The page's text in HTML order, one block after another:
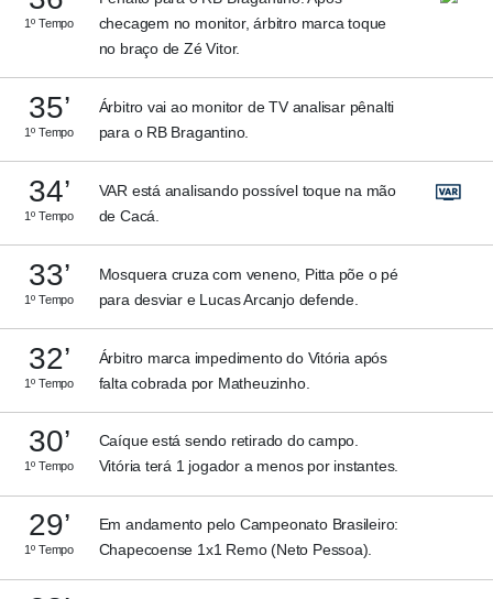
1º Tempo
checagem no monitor, árbitro marca toque
no braço de Zé Vitor.
35’
1º Tempo
Árbitro vai ao monitor de TV analisar pênalti
para o RB Bragantino.
34’
1º Tempo
VAR está analisando possível toque na mão
de Cacá.
33’
1º Tempo
Mosquera cruza com veneno, Pitta põe o pé
para desviar e Lucas Arcanjo defende.
32’
1º Tempo
Árbitro marca impedimento do Vitória após
falta cobrada por Matheuzinho.
30’
1º Tempo
Caíque está sendo retirado do campo.
Vitória terá 1 jogador a menos por instantes.
29’
1º Tempo
Em andamento pelo Campeonato Brasileiro:
Chapecoense 1x1 Remo (Neto Pessoa).